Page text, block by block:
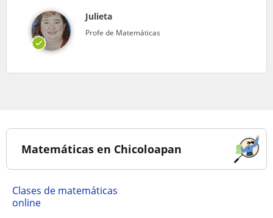
Julieta
Profe de Matemáticas
Matemáticas en Chicoloapan
Clases de matemáticas
online